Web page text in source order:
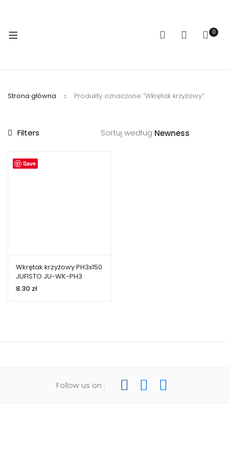
0
Strona główna Produkty oznaczone “Wkrętak krzyżowy”
Filters Sortuj według
Save
Wkrętak krzyżowy PH3x150
JUFISTO JU-WK-PH3
8.30 zł
Follow us on :